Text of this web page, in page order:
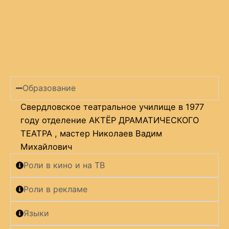
Образование
Свердловское театральное училище в 1977
году отделение АКТЁР ДРАМАТИЧЕСКОГО
ТЕАТРА , мастер Николаев Вадим
Михайлович
Роли в кино и на ТВ
Роли в рекламе
Языки